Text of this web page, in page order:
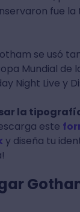
fue
se usó
Mundial de
Night Live y
la
este
y diseña tu